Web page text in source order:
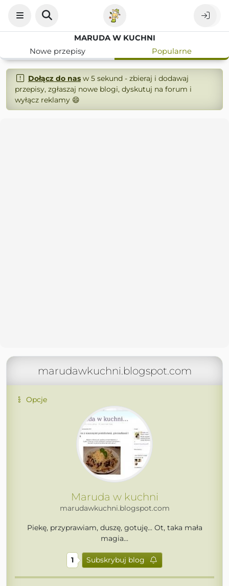
MARUDA W KUCHNI
Nowe przepisy
Popularne
Dołącz do nasw 5 sekund - zbieraj i dodawaj
przepisy, zgłaszaj nowe blogi, dyskutuj na forum i
wyłącz reklamy 😄
marudawkuchni.blogspot.com
Opcje
Maruda w kuchni
marudawkuchni.blogspot.com
Piekę, przyprawiam, duszę, gotuję... Ot, taka mała
magia...
1 Subskrybuj blog